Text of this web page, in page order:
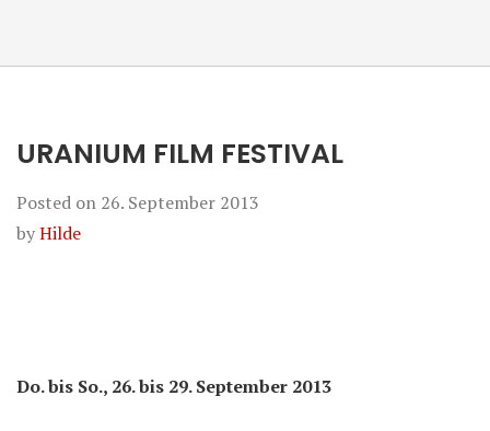
URANIUM FILM FESTIVAL
Posted on 26. September 2013
byHilde
Do. bis So., 26. bis 29. September 2013